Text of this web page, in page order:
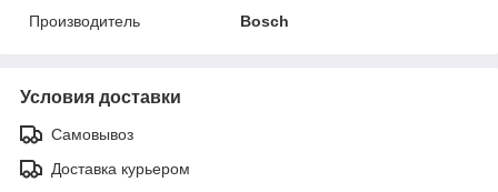
Производитель
Bosch
Условия доставки
Самовывоз
Доставка курьером